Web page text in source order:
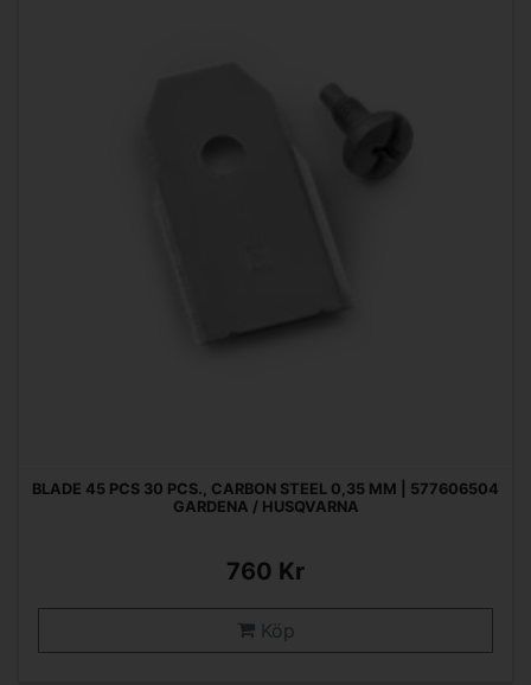
BLADE 45 PCS 30 PCS., CARBON STEEL 0,35 MM | 577606504
GARDENA / HUSQVARNA
760 Kr
Köp